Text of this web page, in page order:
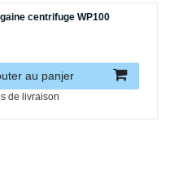
centrifuge WP100
au panjer
de livraison